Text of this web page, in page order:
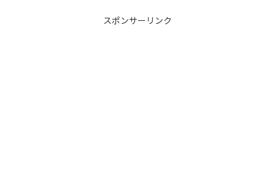
スポンサーリンク